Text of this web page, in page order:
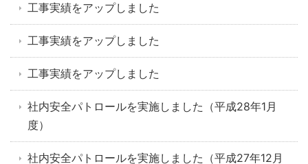
工事実績をアップしました
工事実績をアップしました
工事実績をアップしました
社内安全パトロールを実施しました（平成28年1月
度）
社内安全パトロールを実施しました（平成27年12月